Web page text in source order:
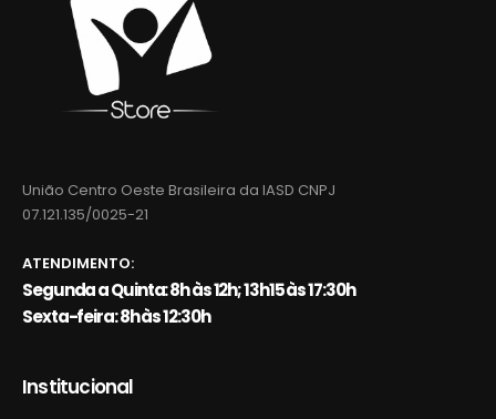
União Centro Oeste Brasileira da IASD CNPJ
07.121.135/0025-21
ATENDIMENTO:
Segunda a Quinta: 8h às 12h; 13h15 às 17:30h
Sexta-feira: 8h às 12:30h
Institucional